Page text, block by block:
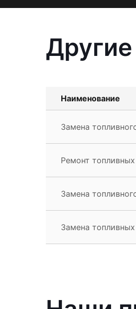
Наименование
Замена
Ремонт
Замена
Замена